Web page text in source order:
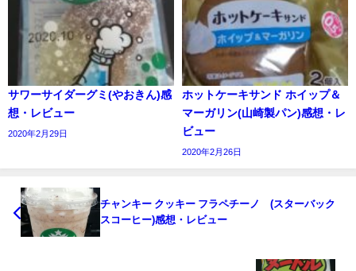
サワーサイダーグミ(やおきん)感
想・レビュー
2020年2月29日
ホットケーキサンド ホイップ＆
マーガリン(山崎製パン)感想・レ
ビュー
2020年2月26日
チャンキー クッキー フラペチーノ®(スターバック
スコーヒー)感想・レビュー